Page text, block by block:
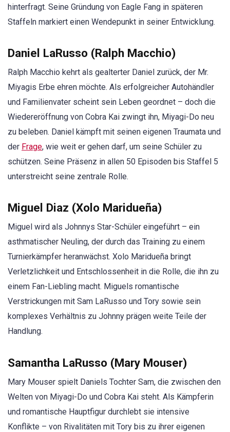
hinterfragt. Seine Gründung von Eagle Fang in späteren
Staffeln markiert einen Wendepunkt in seiner Entwicklung.
Daniel LaRusso (Ralph Macchio)
Ralph Macchio kehrt als gealterter Daniel zurück, der Mr.
Miyagis Erbe ehren möchte. Als erfolgreicher Autohändler
und Familienvater scheint sein Leben geordnet – doch die
Wiedereröffnung von Cobra Kai zwingt ihn, Miyagi-Do neu
zu beleben. Daniel kämpft mit seinen eigenen Traumata und
der Frage, wie weit er gehen darf, um seine Schüler zu
schützen. Seine Präsenz in allen 50 Episoden bis Staffel 5
unterstreicht seine zentrale Rolle.
Miguel Diaz (Xolo Maridueña)
Miguel wird als Johnnys Star-Schüler eingeführt – ein
asthmatischer Neuling, der durch das Training zu einem
Turnierkämpfer heranwächst. Xolo Maridueña bringt
Verletzlichkeit und Entschlossenheit in die Rolle, die ihn zu
einem Fan-Liebling macht. Miguels romantische
Verstrickungen mit Sam LaRusso und Tory sowie sein
komplexes Verhältnis zu Johnny prägen weite Teile der
Handlung.
Samantha LaRusso (Mary Mouser)
Mary Mouser spielt Daniels Tochter Sam, die zwischen den
Welten von Miyagi-Do und Cobra Kai steht. Als Kämpferin
und romantische Hauptfigur durchlebt sie intensive
Konflikte – von Rivalitäten mit Tory bis zu ihrer eigenen